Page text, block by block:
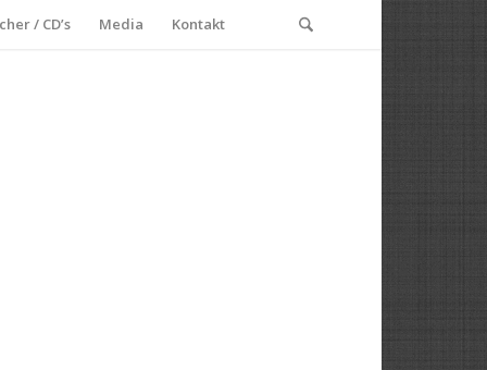
/ CD’s Media Kontakt